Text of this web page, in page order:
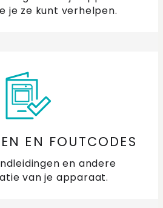
je ze kunt verhelpen.
EN FOUTCODES
en andere
van je apparaat.